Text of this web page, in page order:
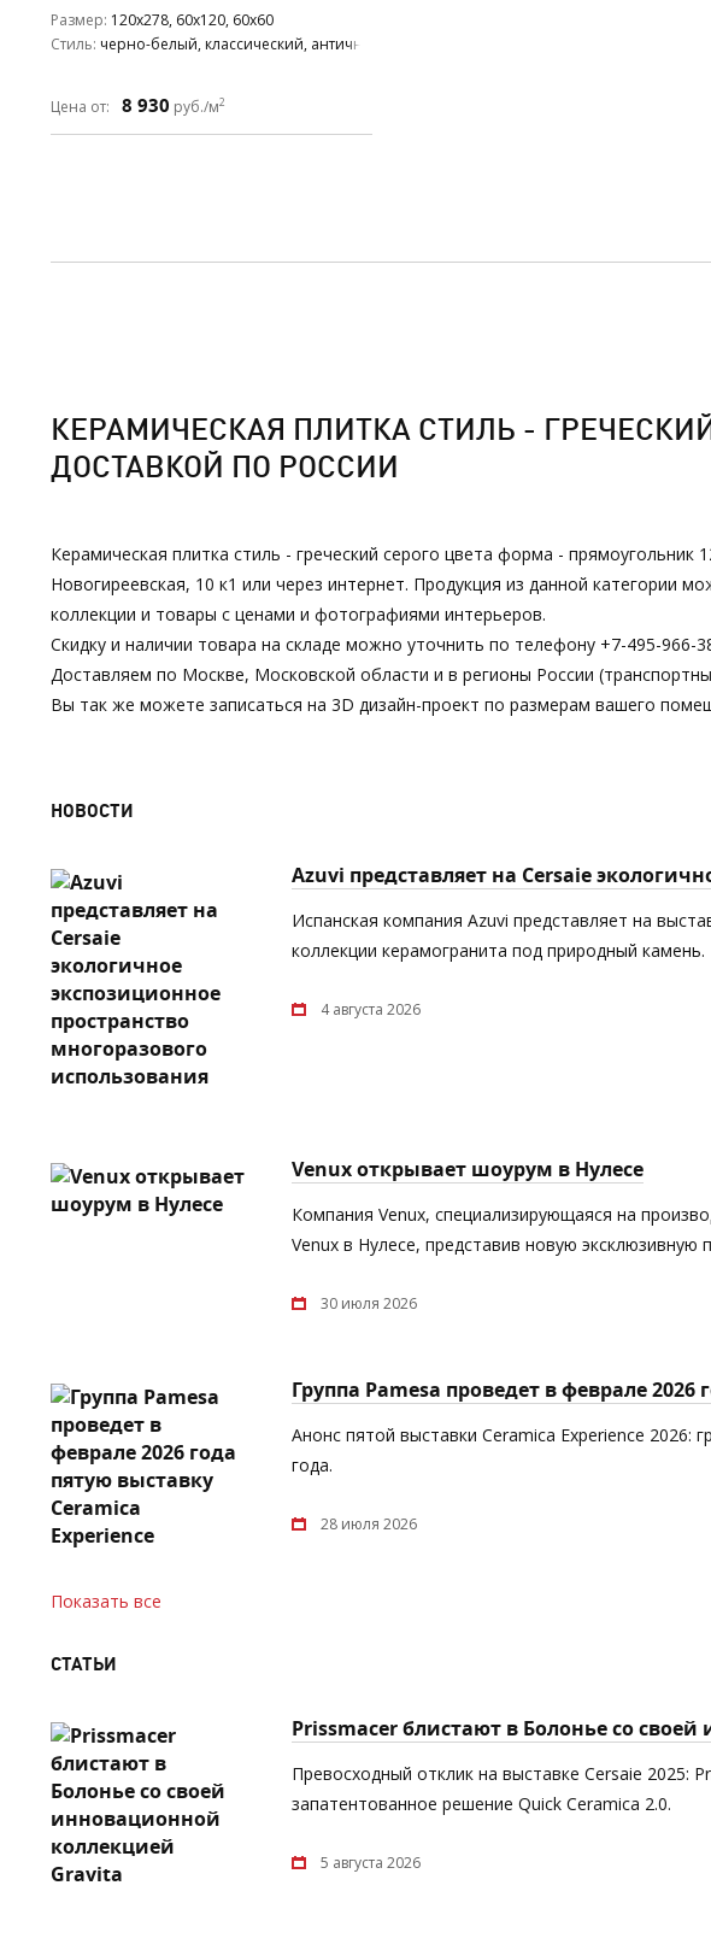
Размер 120x278, 60x120, 60x60
Стиль черно-белый, классический, античный
Цена от: 8 930 руб./м2
КЕРАМИЧЕСКАЯ ПЛИТКА СТИЛЬ -
ДОСТАВКОЙ ПО РОССИИ
Керамическая плитка стиль - греческий серого цвета форма -
Новогиреевская, 10 к1 или через интернет. Продукция из данной
коллекции и товары с ценами и фотографиями интерьеров.
Скидку и наличии товара на складе можно уточнить по телефону +7-495-966-
Доставляем по Москве, Московской области и в регионы России
Вы так же можете записаться на 3D дизайн-проект по размерам вашего
НОВОСТИ
Azuvi представляет на Cersaie
Испанская компания Azuvi представляет на
коллекции керамогранита под природный камень.
4 августа 2026
Venux открывает шоурум в Нулесе
Компания Venux, специализирующаяся на
Venux в Нулесе, представив новую эксклюзивную
30 июля 2026
Группа Pamesa проведет в феврале
Анонс пятой выставки Ceramica Experience 2026:
года.
28 июля 2026
Показать все
СТАТЬИ
Prissmacer блистают в Болонье со
Превосходный отклик на выставке Cersaie 2025:
запатентованное решение Quick Ceramica 2.0.
5 августа 2026